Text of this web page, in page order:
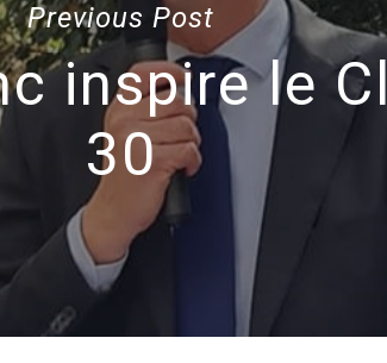
Previous Post
inspire le
30